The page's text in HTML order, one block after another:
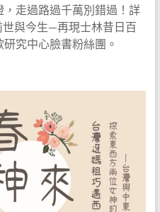
走過路過千萬別錯過！詳
世與今生—再現士林昔日百
究中心臉書粉絲團。